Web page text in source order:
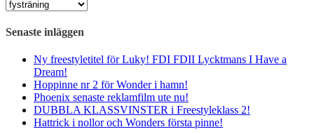
Kategorier
Senaste inläggen
Ny freestyletitel för Luky! FDI FDII Lycktmans I Have a
Dream!
Hoppinne nr 2 för Wonder i hamn!
Phoenix senaste reklamfilm ute nu!
DUBBLA KLASSVINSTER i Freestyleklass 2!
Hattrick i nollor och Wonders första pinne!